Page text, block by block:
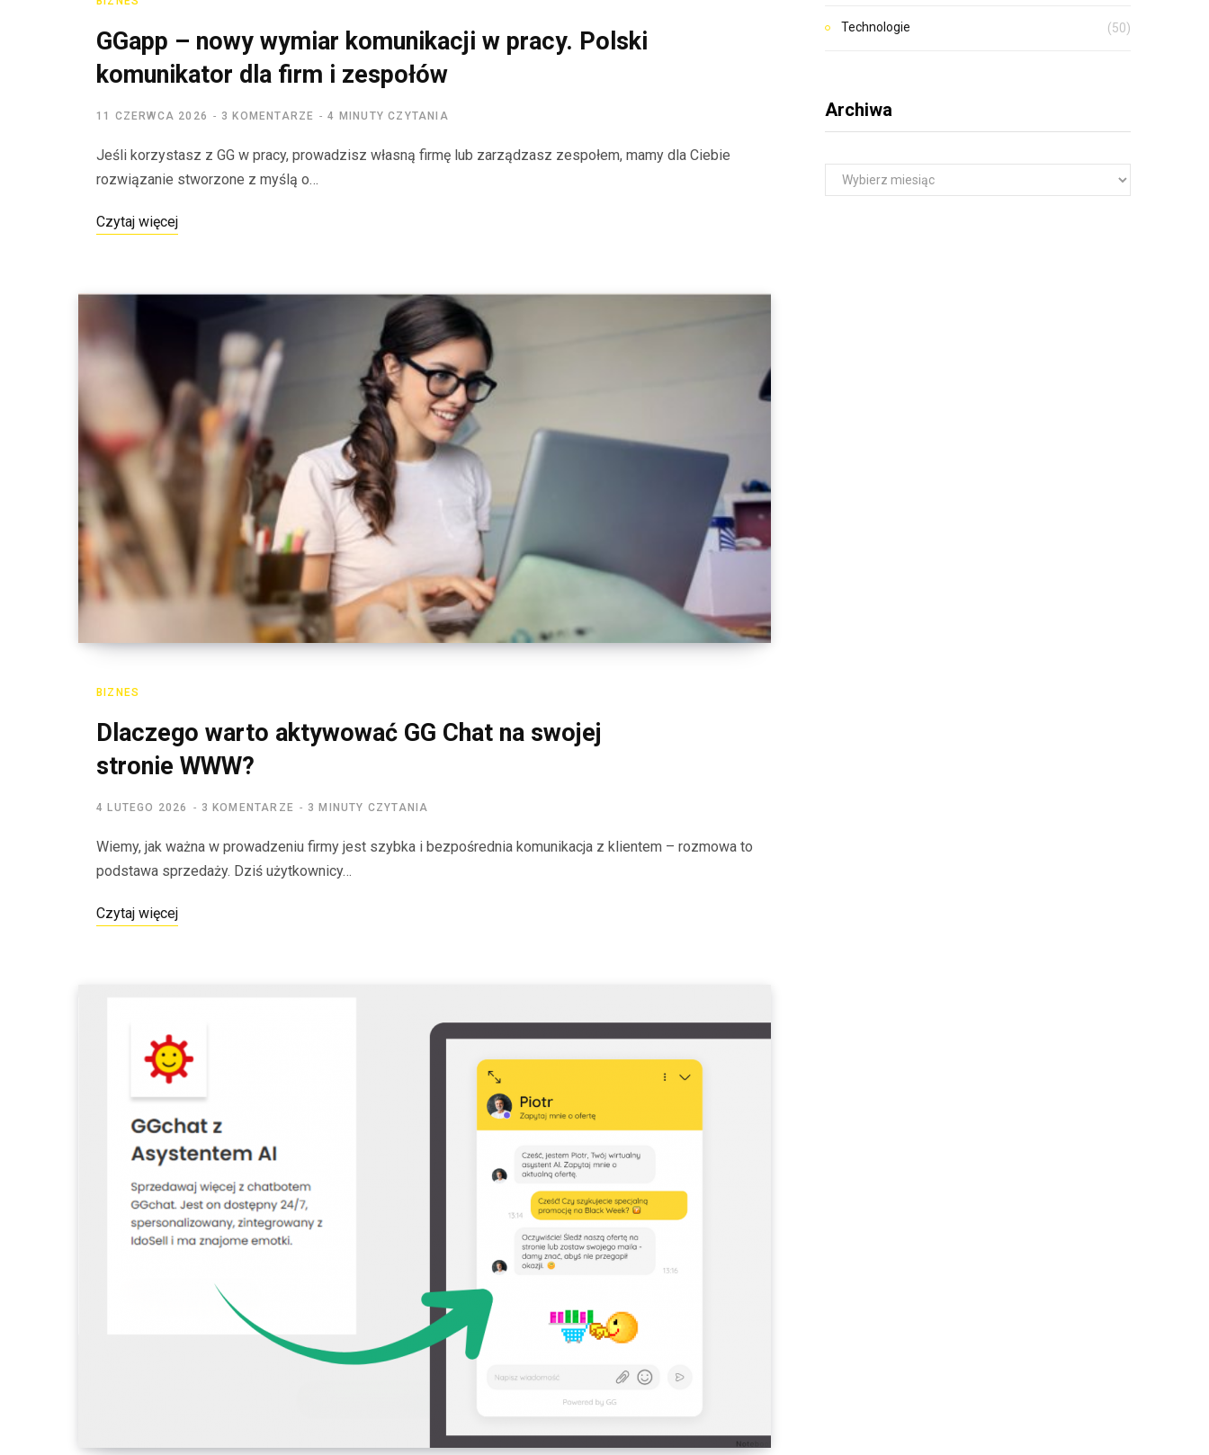
GGapp – nowy wymiar komunikacji w pracy. Polski
komunikator dla firm i zespołów
11 CZERWCA 2026 3 KOMENTARZE 4 MINUTY CZYTANIA
Jeśli korzystasz z GG w pracy, prowadzisz własną firmę lub zarządzasz zespołem, mamy dla Ciebie
rozwiązanie stworzone z myślą o…
Czytaj więcej
BIZNES
Dlaczego warto aktywować GG Chat na swojej
stronie WWW?
4 LUTEGO 2026 3 KOMENTARZE 3 MINUTY CZYTANIA
Wiemy, jak ważna w prowadzeniu firmy jest szybka i bezpośrednia komunikacja z klientem – rozmowa to
podstawa sprzedaży. Dziś użytkownicy…
Czytaj więcej
Technologie (50)
Archiwa
r